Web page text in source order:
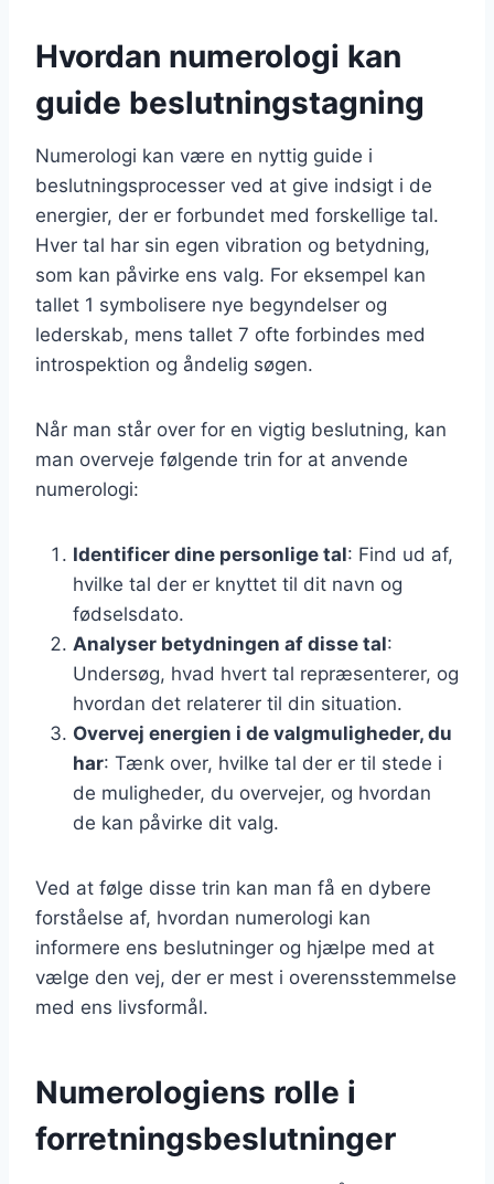
Hvordan numerologi kan
guide beslutningstagning
Numerologi kan være en nyttig guide i
beslutningsprocesser ved at give indsigt i de
energier, der er forbundet med forskellige tal.
Hver tal har sin egen vibration og betydning,
som kan påvirke ens valg. For eksempel kan
tallet 1 symbolisere nye begyndelser og
lederskab, mens tallet 7 ofte forbindes med
introspektion og åndelig søgen.
Når man står over for en vigtig beslutning, kan
man overveje følgende trin for at anvende
numerologi:
Identificer dine personlige tal: Find ud af,
hvilke tal der er knyttet til dit navn og
fødselsdato.
Analyser betydningen af disse tal:
Undersøg, hvad hvert tal repræsenterer, og
hvordan det relaterer til din situation.
Overvej energien i de valgmuligheder, du
har: Tænk over, hvilke tal der er til stede i
de muligheder, du overvejer, og hvordan
de kan påvirke dit valg.
Ved at følge disse trin kan man få en dybere
forståelse af, hvordan numerologi kan
informere ens beslutninger og hjælpe med at
vælge den vej, der er mest i overensstemmelse
med ens livsformål.
Numerologiens rolle i
forretningsbeslutninger